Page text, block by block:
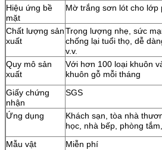
Hiệu ứng bề
mặt
Mờ trắng sơn lót cho lớp
Chất lượng sản
xuất
Trọng lượng nhẹ, sức
chống lại tuổi thọ, dễ
v.v.
Quy mô sản
xuất
Với hơn 100 loại khuôn
khuôn gỗ mỗi tháng
Giấy chứng
nhận
SGS
Ứng dụng
Khách sạn, tòa nhà
học, nhà bếp, phòng
Mẫu vật
Miễn phí